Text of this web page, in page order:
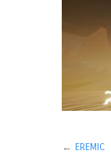
← EREMIC